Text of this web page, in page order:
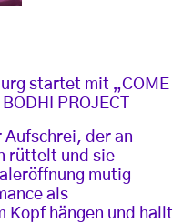
startet mit „COME
PROJECT
Aufschrei, der an
rüttelt und sie
mutig
als
Kopf hängen und hallt